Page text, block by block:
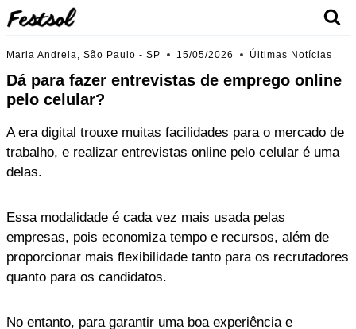
Skip
to
content
Maria Andreia, São Paulo - SP 15/05/2026 Últimas Notícias
Dá para fazer entrevistas de emprego online
pelo celular?
A era digital trouxe muitas facilidades para o mercado de
trabalho, e realizar entrevistas online pelo celular é uma
delas.
Essa modalidade é cada vez mais usada pelas
empresas, pois economiza tempo e recursos, além de
proporcionar mais flexibilidade tanto para os recrutadores
quanto para os candidatos.
No entanto, para garantir uma boa experiência e